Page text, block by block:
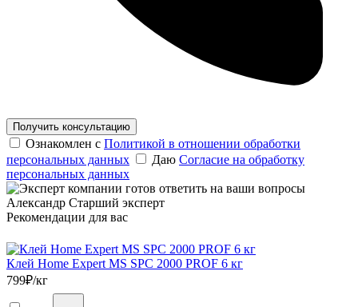
Получить консультацию
Ознакомлен с Политикой в отношении обработки
персональных данных
Даю Согласие на обработку
персональных данных
Александр Старший эксперт
Рекомендации для вас
Клей Home Expert MS SPC 2000 PROF 6 кг
799₽/кг